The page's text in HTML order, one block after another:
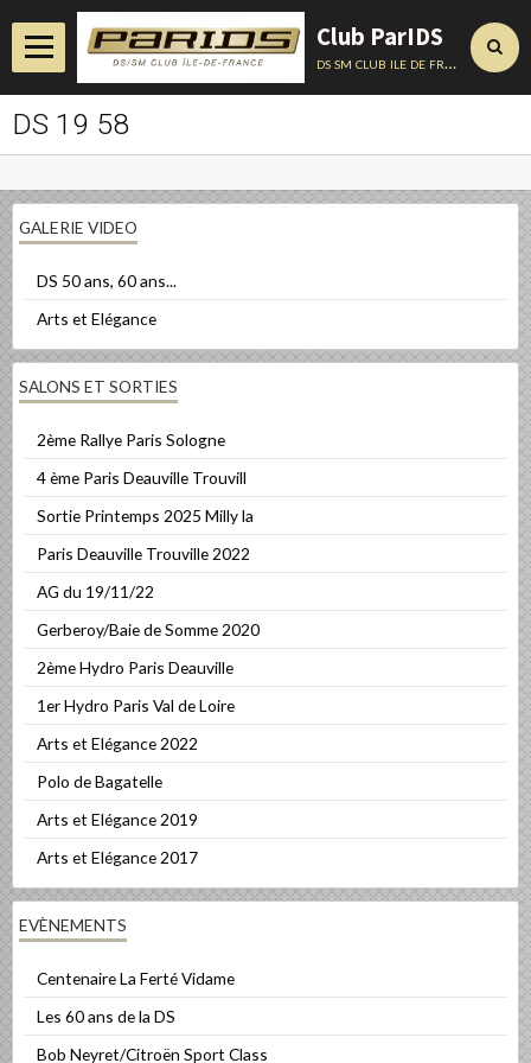
Club ParIDS
ds sm club ile de france
Accueil
Album
Contact
Conseils Techniques
DS 19 58
GALERIE VIDEO
DS 50 ans, 60 ans...
Arts et Elégance
SALONS ET SORTIES
2ème Rallye Paris Sologne
4 ème Paris Deauville Trouvill
Sortie Printemps 2025 Milly la
Paris Deauville Trouville 2022
AG du 19/11/22
Gerberoy/Baie de Somme 2020
2ème Hydro Paris Deauville
1er Hydro Paris Val de Loire
Arts et Elégance 2022
Polo de Bagatelle
Arts et Elégance 2019
Arts et Elégance 2017
EVÈNEMENTS
Centenaire La Ferté Vidame
Les 60 ans de la DS
Bob Neyret/Citroën Sport Class